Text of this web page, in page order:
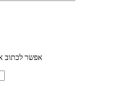
אפשר לכתוב